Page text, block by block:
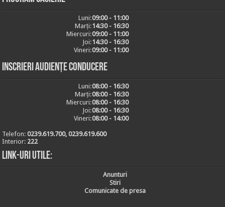
Luni:09:00 - 11:00
Marți:14:30 - 16:30
Miercuri:09:00 - 11:00
Joi:14:30 - 16:30
Vineri:09:00 - 11:00
Inscrieri audiențe conducere
Luni:08:00 - 16:30
Marți:08:00 - 16:30
Miercuri:08:00 - 16:30
Joi:08:00 - 16:30
Vineri:08:00 - 14:00
Telefon:0239.619.700, 0239.619.600
Interior: 222
Link-uri utile:
Anunturi
Stiri
Comunicate de presa